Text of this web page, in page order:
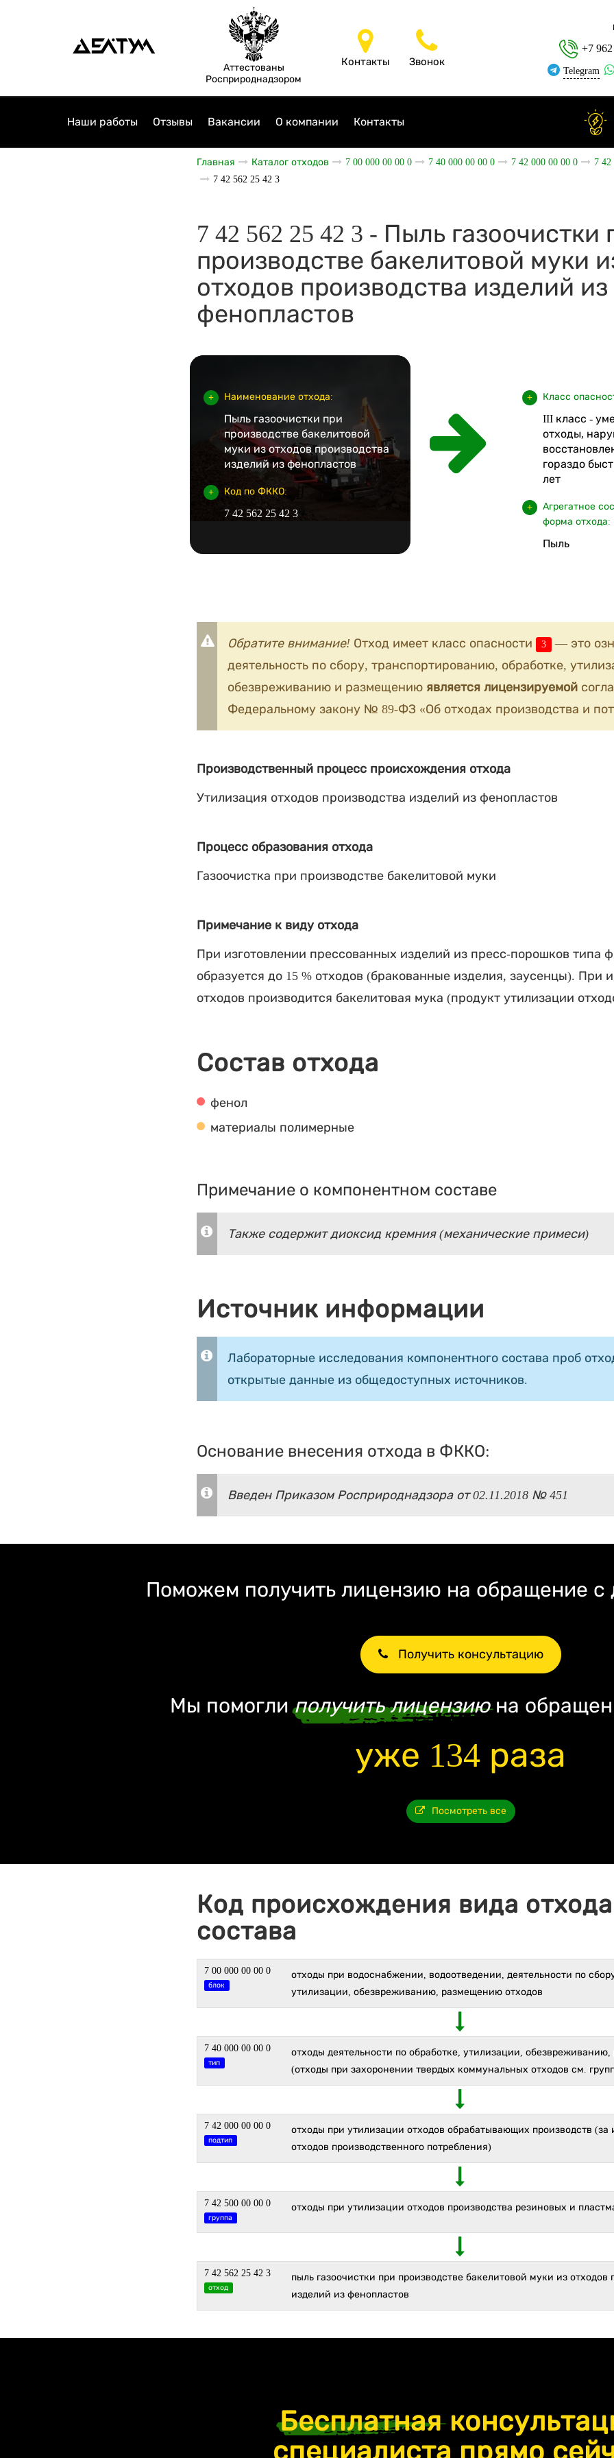
Аттестованы
Росприроднадзором
Контакты Звонок
+7
Telegram
Наши работы Отзывы Вакансии О компании Контакты
Главная Каталог отходов 7 00 000 00 00 0 7 40 000 00 00 0 7 42 000 00 00 0
7 42
7 42 562 25 42 3
7 42 562 25 42 3 - Пыль газоочистки
производстве бакелитовой муки
отходов производства изделий из
фенопластов
Наименование отхода:
Пыль газоочистки при
производстве бакелитовой
муки из отходов производства
изделий из фенопластов
Код по ФККО:
7 42 562 25 42 3
Класс
III класс -
отходы,
гораздо
лет
Агрегатное
форма отхода:
Пыль
Обратите внимание! Отход имеет класс опасности 3
— это
деятельность по сбору, транспортированию, обработке,
обезвреживанию и размещению является лицензируемой
Федеральному закону № 89-ФЗ «Об отходах производства и
Производственный процесс происхождения отхода
Утилизация отходов производства изделий из фенопластов
Процесс образования отхода
Газоочистка при производстве бакелитовой муки
Примечание к виду отхода
При изготовлении прессованных изделий из пресс-порошков типа
образуется до 15 % отходов (бракованные изделия, заусенцы). При
отходов производится бакелитовая мука (продукт утилизации
Состав отхода
фенол
материалы полимерные
Примечание о компонентном составе
Также содержит диоксид кремния (механические примеси)
Источник информации
Лабораторные исследования компонентного состава проб
открытые данные из общедоступных источников.
Основание внесения отхода в ФККО:
Введен Приказом Росприроднадзора от 02.11.2018 № 451
Поможем получить лицензию на обращение с
Получить консультацию
Мы помоглиполучить лицензиюна
уже 134 раза
Посмотреть все
Код происхождения вида
состава
7 00 000 00 00 0
блок
отходы при водоснабжении, водоотведении, деятельности по
утилизации, обезвреживанию, размещению отходов
7 40 000 00 00 0
тип
отходы деятельности по обработке, утилизации,
(отходы при захоронении твердых коммунальных отходов см.
7 42 000 00 00 0
подтип
отходы при утилизации отходов обрабатывающих производств
отходов производственного потребления)
7 42 500 00 00 0
группа
отходы при утилизации отходов производства резиновых и
7 42 562 25 42 3
отход
пыль газоочистки при производстве бакелитовой муки из отходов
изделий из фенопластов
Бесплатная
специалиста прямо